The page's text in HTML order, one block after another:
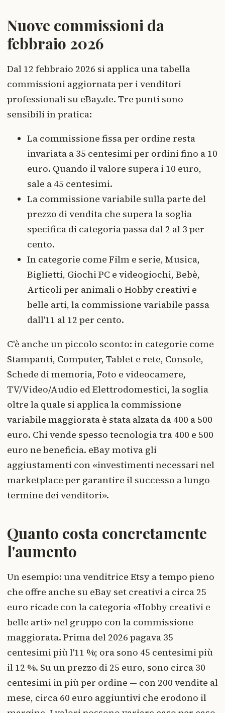
Nuove commissioni da
febbraio 2026
Dal 12 febbraio 2026 si applica una tabella
commissioni aggiornata per i venditori
professionali su eBay.de. Tre punti sono
sensibili in pratica:
La commissione fissa per ordine resta
invariata a 35 centesimi per ordini fino a 10
euro. Quando il valore supera i 10 euro,
sale a 45 centesimi.
La commissione variabile sulla parte del
prezzo di vendita che supera la soglia
specifica di categoria passa dal 2 al 3 per
cento.
In categorie come Film e serie, Musica,
Biglietti, Giochi PC e videogiochi, Bebè,
Articoli per animali o Hobby creativi e
belle arti, la commissione variabile passa
dall'11 al 12 per cento.
C'è anche un piccolo sconto: in categorie come
Stampanti, Computer, Tablet e rete, Console,
Schede di memoria, Foto e videocamere,
TV/Video/Audio ed Elettrodomestici, la soglia
oltre la quale si applica la commissione
variabile maggiorata è stata alzata da 400 a 500
euro. Chi vende spesso tecnologia tra 400 e 500
euro ne beneficia. eBay motiva gli
aggiustamenti con «investimenti necessari nel
marketplace per garantire il successo a lungo
termine dei venditori».
Quanto costa concretamente
l'aumento
Un esempio: una venditrice Etsy a tempo pieno
che offre anche su eBay set creativi a circa 25
euro ricade con la categoria «Hobby creativi e
belle arti» nel gruppo con la commissione
maggiorata. Prima del 2026 pagava 35
centesimi più l'11 %; ora sono 45 centesimi più
il 12 %. Su un prezzo di 25 euro, sono circa 30
centesimi in più per ordine — con 200 vendite al
mese, circa 60 euro aggiuntivi che erodono il